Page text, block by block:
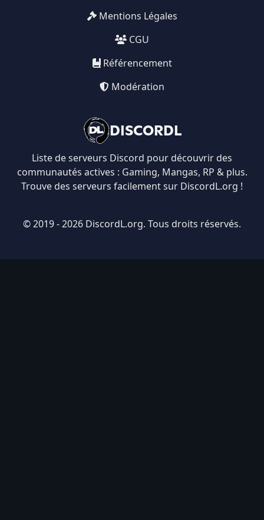
DISCORDL
Liste de serveurs Discord pour découvrir des
communautés actives : Gaming, Mangas, RP & plus.
Trouve des serveurs facilement sur DiscordL.org !
Mentions Légales
CGU
Référencement
Modération
© 2019 - 2026 DiscordL.org. Tous droits réservés.